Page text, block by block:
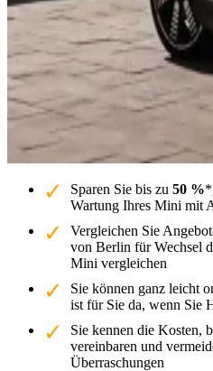
Sparen Sie bis zu 50 %
Wartung Ihres Mini mit
Vergleichen Sie
von Berlin für Wechsel
Mini vergleichen
Sie können ganz leicht
ist für Sie da, wenn Sie
Sie kennen die Kosten,
vereinbaren und
Überraschungen